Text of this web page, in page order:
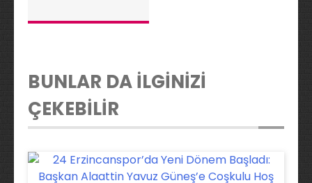
BUNLAR DA İLGİNİZİ
ÇEKEBİLİR